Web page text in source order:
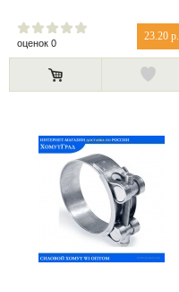
23.20 р.
оценок 0